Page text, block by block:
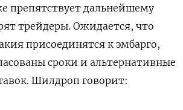
препятствует дальнейшему
трейдеры. Ожидается, что
присоединятся к эмбарго,
сроки и альтернативные
Шилдроп говорит: